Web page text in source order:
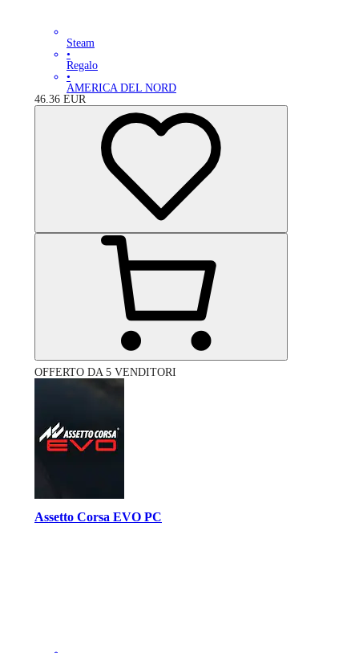
Steam
•
Regalo
•
AMERICA DEL NORD
46.36 EUR
OFFERTO DA 5 VENDITORI
Assetto Corsa EVO PC